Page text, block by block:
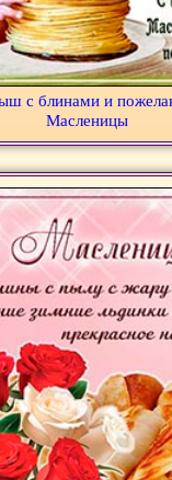
с блинами и
Масленицы